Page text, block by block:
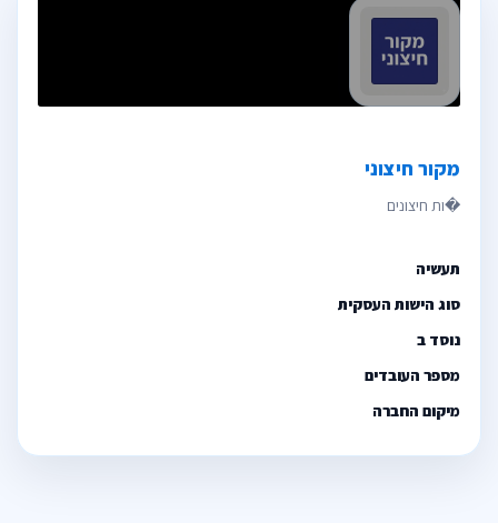
מקור חיצוני
תעשיה
סוג הישות העסקית
נוסד ב
מספר העובדים
מיקום החברה